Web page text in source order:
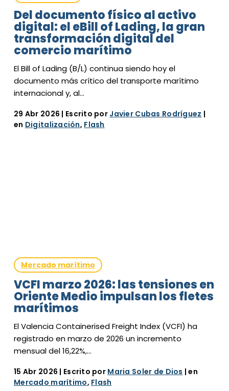
Del documento físico al activo
digital: el eBill of Lading, la gran
transformación digital del
comercio marítimo
El Bill of Lading (B/L) continua siendo hoy el
documento más crítico del transporte marítimo
internacional y, al…
29 Abr 2026 | Escrito por Javier Cubas Rodríguez |
en Digitalización, Flash
Mercado marítimo
VCFI marzo 2026: las tensiones en
Oriente Medio impulsan los fletes
marítimos
El Valencia Containerised Freight Index (VCFI) ha
registrado en marzo de 2026 un incremento
mensual del 16,22%,…
15 Abr 2026 | Escrito por Maria Soler de Dios | en
Mercado marítimo, Flash